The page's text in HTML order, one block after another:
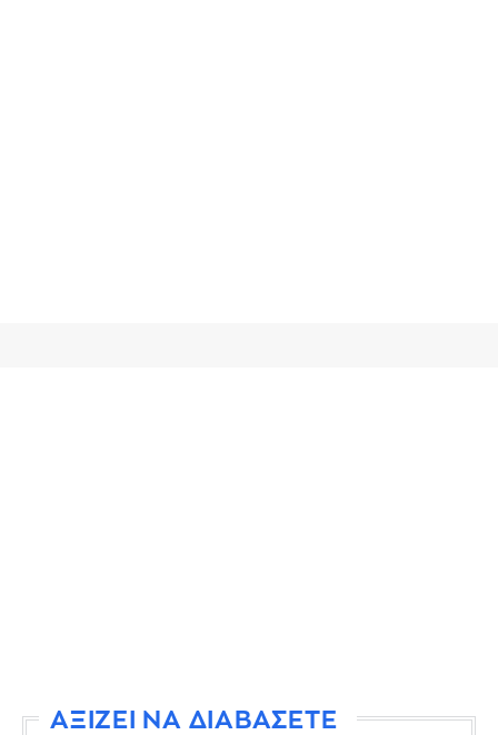
ΑΞΙΖΕΙ ΝΑ ΔΙΑΒΑΣΕΤΕ